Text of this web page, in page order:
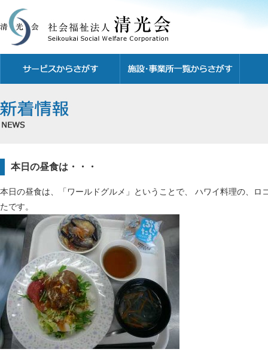
本日の昼食は・・・
本日の昼食は、「ワールドグルメ」ということで、 ハワイ料理の、ロ
たです。